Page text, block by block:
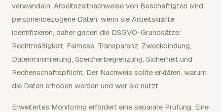
verwandeln. Arbeitszeitnachweise von Beschäftigten sind
personenbezogene Daten, wenn sie Arbeitskräfte
identifizieren, daher gelten die DSGVO-Grundsätze:
Rechtmäßigkeit, Fairness, Transparenz, Zweckbindung,
Datenminimierung, Speicherbegrenzung, Sicherheit und
Rechenschaftspflicht. Der Nachweis sollte erklären, warum
die Daten erhoben werden und wer sie nutzt.
Erweitertes Monitoring erfordert eine separate Prüfung. Eine